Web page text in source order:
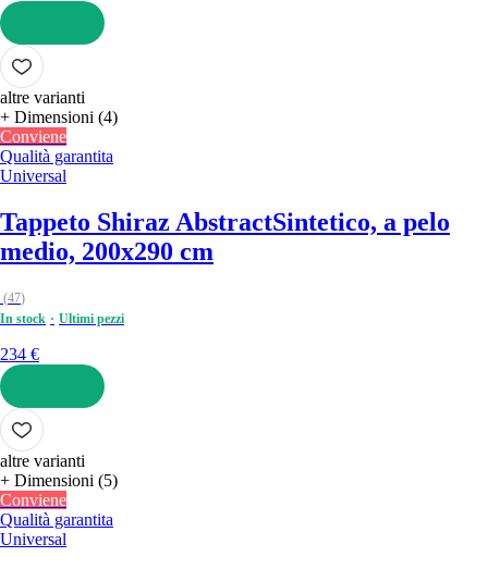
AGGIUNGI
altre varianti
+ Dimensioni (4)
Conviene
Qualità garantita
Universal
Tappeto Shiraz AbstractSintetico, a pelo
medio, 200x290 cm
(47)
In stock
Ultimi pezzi
234 €
AGGIUNGI
altre varianti
+ Dimensioni (5)
Conviene
Qualità garantita
Universal